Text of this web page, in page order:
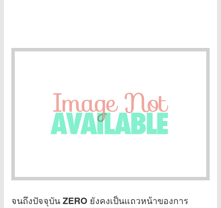
จนถึงปัจจุบันZERO ยังคงเป็นแถวหน้าของการ